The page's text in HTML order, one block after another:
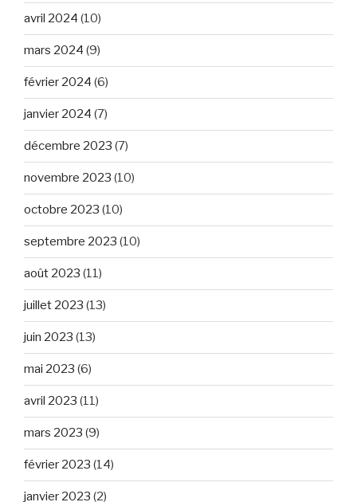
avril 2024 (10)
mars 2024 (9)
février 2024 (6)
janvier 2024 (7)
décembre 2023 (7)
novembre 2023 (10)
octobre 2023 (10)
septembre 2023 (10)
août 2023 (11)
juillet 2023 (13)
juin 2023 (13)
mai 2023 (6)
avril 2023 (11)
mars 2023 (9)
février 2023 (14)
janvier 2023 (2)